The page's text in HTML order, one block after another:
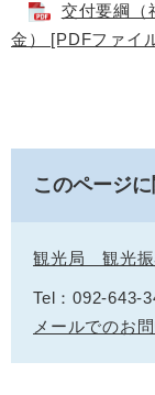
交付要綱（
金） [PDFファイ
このページ
観光局 観光振
Tel：092-643-
メールでのお